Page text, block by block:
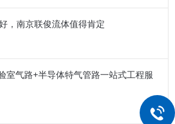
，南京联俊流体值得肯定
室气路+半导体特气管路一站式工程服